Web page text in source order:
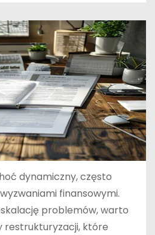
dynamiczny, często
finansowymi.
problemów, warto
restrukturyzacji, które